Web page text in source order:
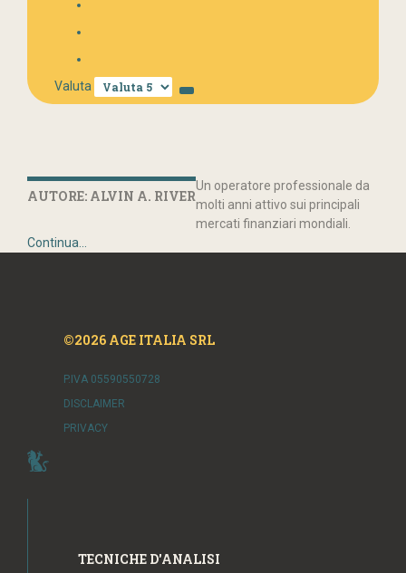
Valuta
AUTORE: ALVIN A. RIVER
Un operatore professionale da
molti anni attivo sui principali
mercati finanziari mondiali.
Continua...
©2026 AGE ITALIA SRL
P.IVA 05590550728
DISCLAIMER
PRIVACY
TECNICHE D'ANALISI